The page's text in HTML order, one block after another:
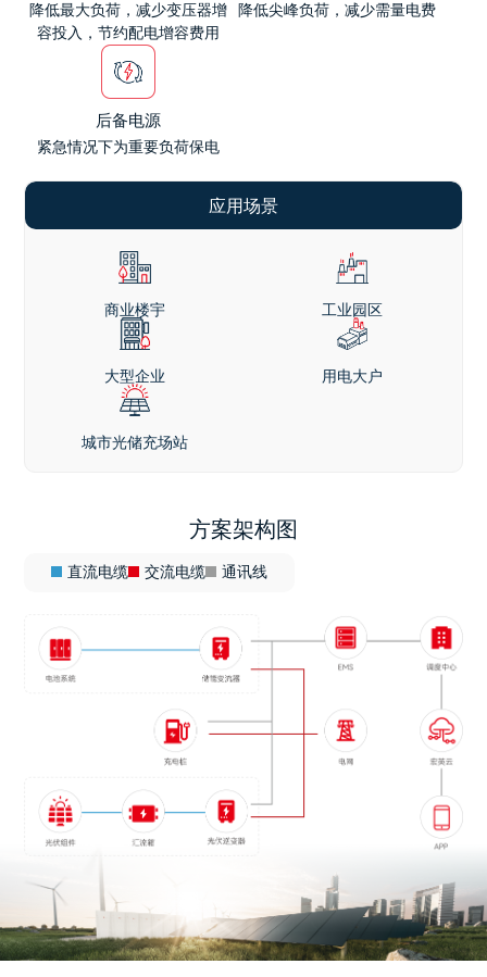
降低最大负荷，减少变压器增
容投入，节约配电增容费用
降低尖峰负荷，减少需量电费
后备电源
紧急情况下为重要负荷保电
应用场景
商业楼宇 工业园区
大型企业 用电大户
城市光储充场站
方案架构图
直流电缆 交流电缆 通讯线